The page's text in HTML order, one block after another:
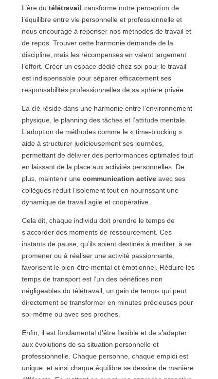
L’ère du télétravail transforme notre perception de
l’équilibre entre vie personnelle et professionnelle et
nous encourage à repenser nos méthodes de travail et
de repos. Trouver cette harmonie demande de la
discipline, mais les récompenses en valent largement
l’effort. Créer un espace dédié chez soi pour le travail
est indispensable pour séparer efficacement ses
responsabilités professionnelles de sa sphère privée.
La clé réside dans une harmonie entre l’environnement
physique, le planning des tâches et l’attitude mentale.
L’adoption de méthodes comme le « time-blocking »
aide à structurer judicieusement ses journées,
permettant de délivrer des performances optimales tout
en laissant de la place aux activités personnelles. De
plus, maintenir une communication activeavec ses
collègues réduit l’isolement tout en nourrissant une
dynamique de travail agile et coopérative.
Cela dit, chaque individu doit prendre le temps de
s’accorder des moments de ressourcement. Ces
instants de pause, qu’ils soient destinés à méditer, à se
promener ou à réaliser une activité passionnante,
favorisent le bien-être mental et émotionnel. Réduire les
temps de transport est l’un des bénéfices non
négligeables du télétravail, un gain de temps qui peut
directement se transformer en minutes précieuses pour
soi-même ou avec ses proches.
Enfin, il est fondamental d’être flexible et de s’adapter
aux évolutions de sa situation personnelle et
professionnelle. Chaque personne, chaque emploi est
unique, et ainsi chaque équilibre se dessine de manière